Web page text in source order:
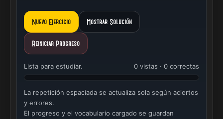
Nuevo Ejercicio Mostrar Solución
Reiniciar Progreso
Lista para estudiar. 0 vistas · 0 correctas
La repetición espaciada se actualiza sola según aciertos
y errores.
El progreso y el vocabulario cargado se guardan